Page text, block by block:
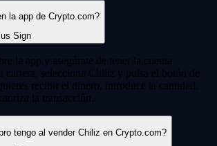
la app de Crypto.com?
la app y asegúrate de tener la cuenta
cartera, selecciona Chiliz y pulsa el botón de
recibir el dinero, introduce la cantidad,
la transacción.
tengo al vender Chiliz en Crypto.com?